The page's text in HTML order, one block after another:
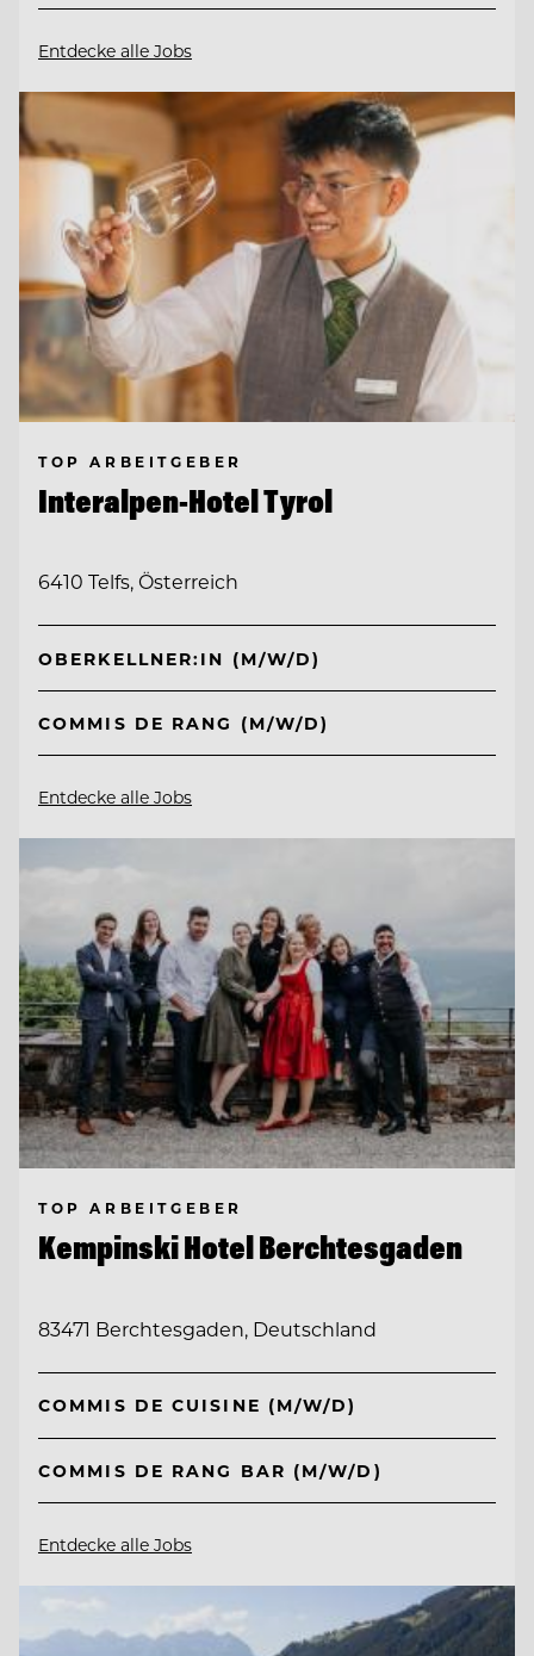
Entdecke alle Jobs
TOP ARBEITGEBER
Interalpen-Hotel Tyrol
6410 Telfs, Österreich
OBERKELLNER:IN (M/W/D)
COMMIS DE RANG (M/W/D)
Entdecke alle Jobs
TOP ARBEITGEBER
Kempinski Hotel Berchtesgaden
83471 Berchtesgaden, Deutschland
COMMIS DE CUISINE (M/W/D)
COMMIS DE RANG BAR (M/W/D)
Entdecke alle Jobs